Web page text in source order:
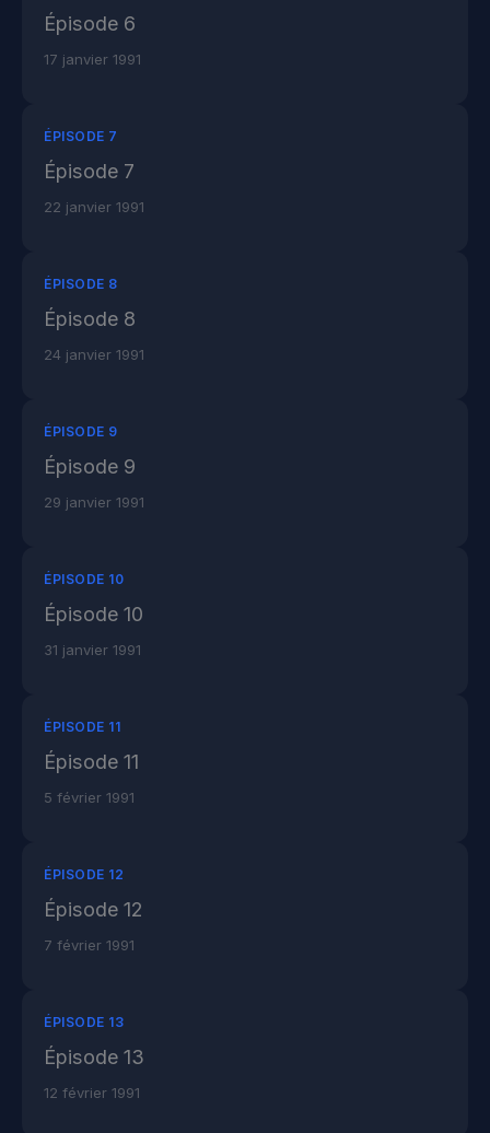
Épisode 6
17 janvier 1991
ÉPISODE 7
Épisode 7
22 janvier 1991
ÉPISODE 8
Épisode 8
24 janvier 1991
ÉPISODE 9
Épisode 9
29 janvier 1991
ÉPISODE 10
Épisode 10
31 janvier 1991
ÉPISODE 11
Épisode 11
5 février 1991
ÉPISODE 12
Épisode 12
7 février 1991
ÉPISODE 13
Épisode 13
12 février 1991